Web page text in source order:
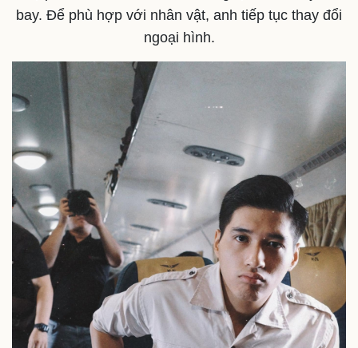
bay. Để phù hợp với nhân vật, anh tiếp tục thay đổi
ngoại hình.